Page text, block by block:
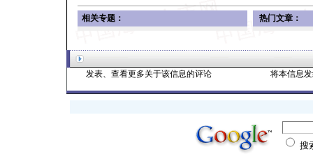
相关专题： 热门文章：
发表、查看更多关于该信息的评论 将本信息
搜